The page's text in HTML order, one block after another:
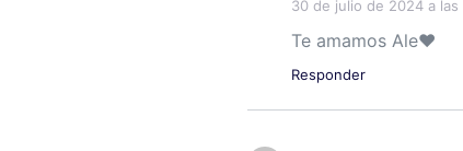
30 de julio de 2024 a las
Te amamos Ale♥️
Responder